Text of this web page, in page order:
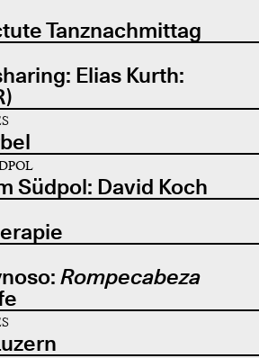
Tanznachmittag
Elias Kurth:
Südpol: David Koch
Rompecabeza